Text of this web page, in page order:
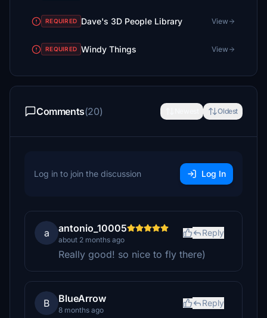
REQUIRED Dave's 3D People Library View
REQUIRED Windy Things View
Comments(20) Oldest
Log in to join the discussion Log In
a antonio_10005
about 2 months ago
Reply
Really good! so nice to fly there)
B BlueArrow
8 months ago
Reply